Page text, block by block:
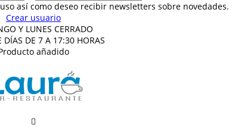
así como deseo recibir newsletters sobre novedades.
Crear usuario
Y LUNES CERRADO
DÍAS DE 7 A 17:30 HORAS
añadido